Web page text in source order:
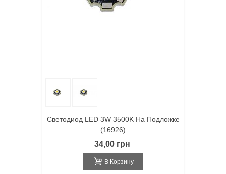
Светодиод LED 3W 3500K На Подложке
(16926)
34,00 грн
В Корзину